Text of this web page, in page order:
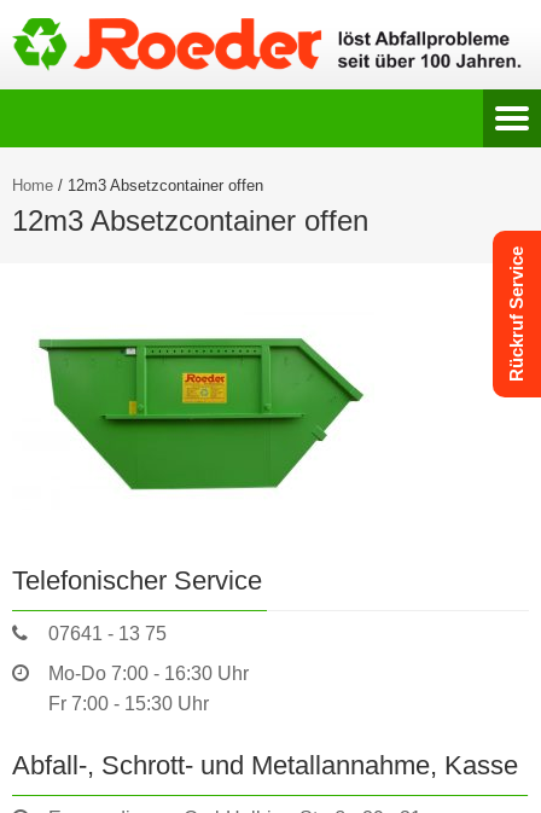
Home / 12m3 Absetzcontainer offen
12m3 Absetzcontainer offen
Telefonischer Service
07641 - 13 75
Mo-Do 7:00 - 16:30 Uhr
Fr 7:00 - 15:30 Uhr
Abfall-, Schrott- und Metallannahme, Kasse
Rückruf Service